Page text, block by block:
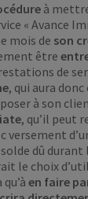
à
« Avance
mois de son
être
de
, qui aura donc
à son
, qu’il peut
versement
dû durant
le choix
en faire